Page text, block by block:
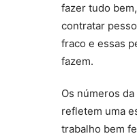
fazer tudo
contratar
fraco e essas
fazem.
Os números
refletem uma
trabalho bem